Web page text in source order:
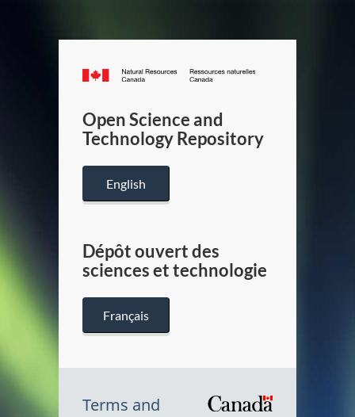
Canada.ca
/
Canada
Open Science and
Technology Repository
English
Dépôt ouvert des
sciences et technologie
Français
Terms and